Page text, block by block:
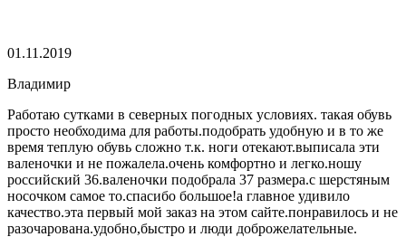
01.11.2019
Владимир
Работаю сутками в северных погодных условиях. такая обувь
просто необходима для работы.подобрать удобную и в то же
время теплую обувь сложно т.к. ноги отекают.выписала эти
валеночки и не пожалела.очень комфортно и легко.ношу
российский 36.валеночки подобрала 37 размера.с шерстяным
носочком самое то.спасибо большое!а главное удивило
качество.эта первый мой заказ на этом сайте.понравилось и не
разочарована.удобно,быстро и люди доброжелательные.